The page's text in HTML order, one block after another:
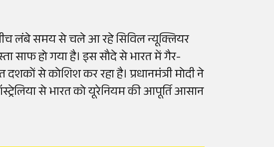
लंबे समय से चले आ रहे सिविल न्यूक्लियर
साफ हो गया है। इस सौदे से भारत में गैर-
से कोशिश कर रहा है। प्रधानमंत्री मोदी ने
से भारत को यूरेनियम की आपूर्ति आसान